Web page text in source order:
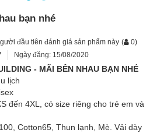
bạn nhé
đầu tiên đánh giá sản phẩm này ( 0)
Ngày đăng: 15/08/2020
- MÃI BÊN NHAU BẠN NHÉ
lịch
đến 4XL, có size riêng cho trẻ em và
Cotton65, Thun lạnh, Mè. Vải dày